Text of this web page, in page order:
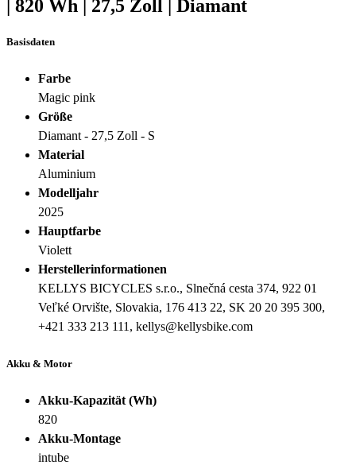
820 Wh 27,5 Zoll Diamant
Basisdaten
Farbe
Magic pink
Größe
Diamant - 27,5 Zoll - S
Material
Aluminium
Modelljahr
2025
Hauptfarbe
Violett
Herstellerinformationen
KELLYS BICYCLES s.r.o., Slnečná cesta 374, 922 01
Veľké Orvište, Slovakia, 176 413 22, SK 20 20 395 300,
+421 333 213 111, kellys@kellysbike.com
Akku & Motor
Akku-Kapazität (Wh)
820
Akku-Montage
intube